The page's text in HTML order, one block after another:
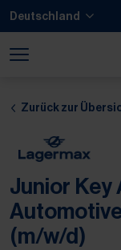
Zum Hauptinhalt
Zum Footer springen
Deutschland
Zum Ende der
Zum Beginn der
Zurück zur
Junior Key
(m/w/d)